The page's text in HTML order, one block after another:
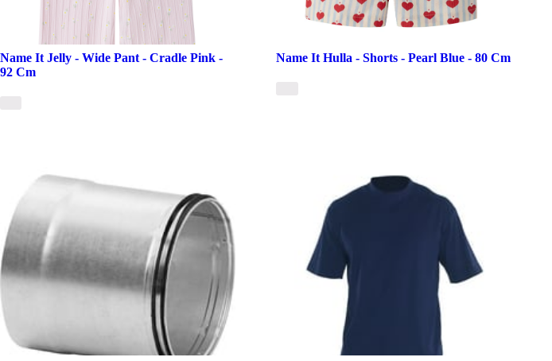
Name It Jelly - Wide Pant - Cradle Pink -
92 Cm
Name It Hulla - Shorts - Pearl Blue - 80 Cm